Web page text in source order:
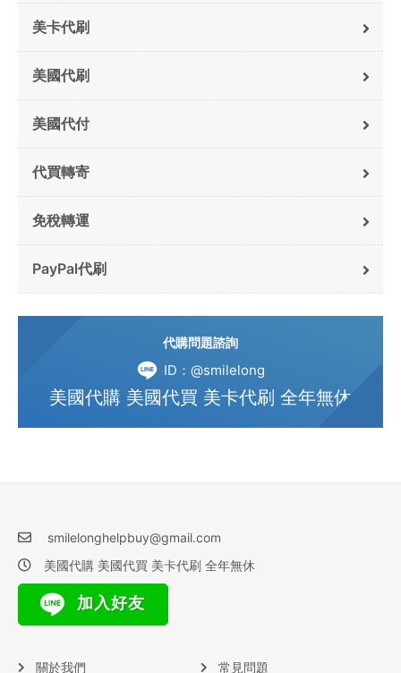
美卡代刷
美國代刷
美國代付
代買轉寄
免稅轉運
PayPal代刷
代購問題諮詢
ID：@smilelong
美國代購 美國代買 美卡代刷 全年無休
smilelonghelpbuy@gmail.com
美國代購 美國代買 美卡代刷 全年無休
加入好友
關於我們 常見問題